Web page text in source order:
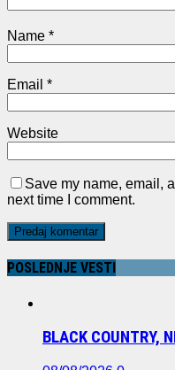
Name *
Email *
Website
Save my name, email,
next time I comment.
POSLEDNJE VESTI
BLACK COUNTRY,